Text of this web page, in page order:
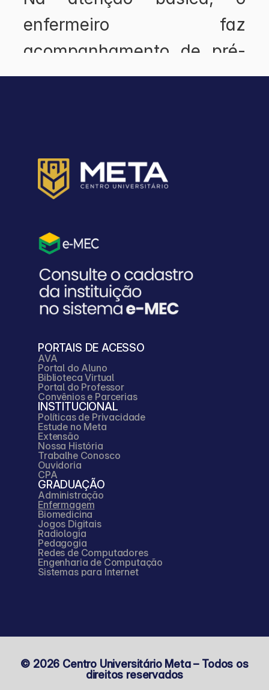
enfermeiro faz
acompanhamento de pré-
natal, de usuários
vacinação e a equipe e
técnicos de enfermagem.
Já na atenção
especializada, ocupa
cargos de assistência ao
paciente, supervisão de
equipes, comissões
internas e administração
hospitalar.
Áreas de atuação
Unidades básicas de
saúde, na Estratégia de
Saúde da Família, na
gestão pública
governamental e em
programas em parceria
especializada, está
PORTAIS DE ACESSO
AVA
Portal do Aluno
Biblioteca Virtual
Portal do Professor
Convênios e Parcerias
INSTITUCIONAL
Políticas de Privacidade
Estude no Meta
Extensão
Nossa História
Trabalhe Conosco
Ouvidoria
CPA
GRADUAÇÃO
Administração
Enfermagem
Biomedicina
Jogos Digitais
Radiologia
Pedagogia
Redes de Computadores
Engenharia de Computação
Sistemas para Internet
© 2026 Centro Universitário Meta – Todos os
direitos reservados